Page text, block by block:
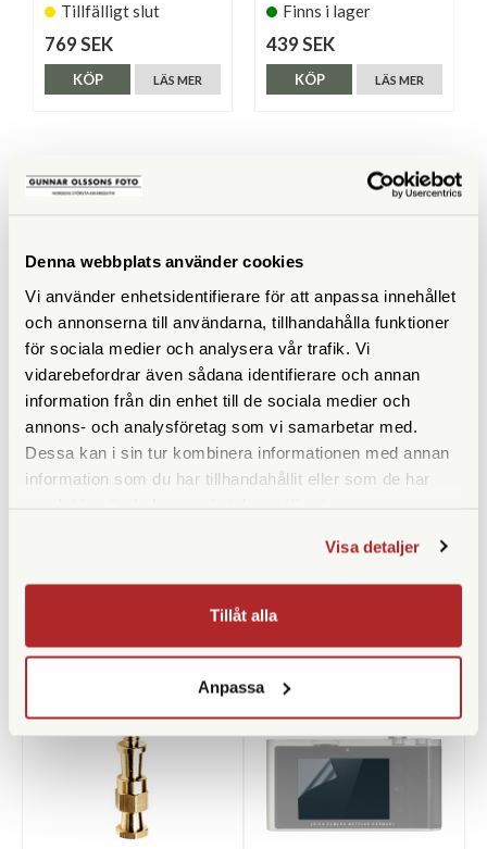
Denna webbplats använder cookies
Vi använder enhetsidentifierare för att anpassa innehållet
och annonserna till användarna, tillhandahålla funktioner
för sociala medier och analysera vår trafik. Vi
vidarebefordrar även sådana identifierare och annan
information från din enhet till de sociala medier och
annons- och analysföretag som vi samarbetar med.
Dessa kan i sin tur kombinera informationen med annan
information som du har tillhandahållit eller som de har
Visa detaljer
Tillåt alla
Anpassa
Tillfälligt slut
769 SEK
LÄS MER
KÖP
Finns i lager
439 SEK
LÄS MER
KÖP
SmallRig Manfrotto
3/8"-1/4" Hane/Hane)
79 SEK